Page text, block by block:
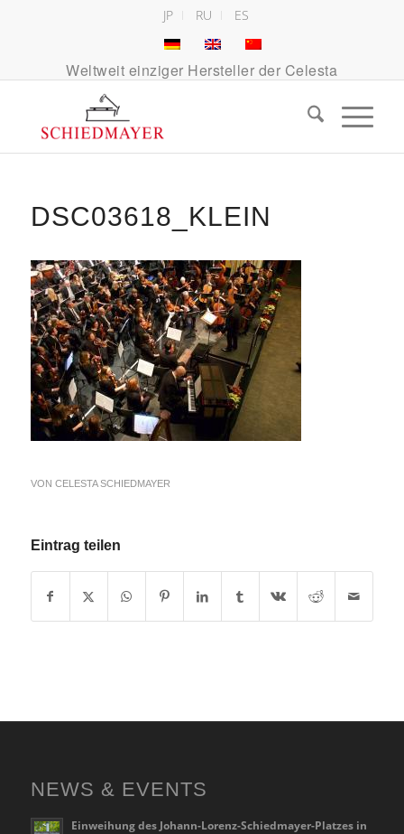
JP RU ES
Weltweit einziger Hersteller der Celesta
DSC03618_KLEIN
VON CELESTA SCHIEDMAYER
Eintrag teilen
NEWS & EVENTS
Einweihung des Johann-Lorenz-Schiedmayer-Platzes in